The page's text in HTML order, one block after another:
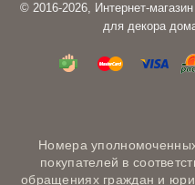
© 2016-2026, Интернет-
для декора
Номера
покупателей в
обращениях граждан и